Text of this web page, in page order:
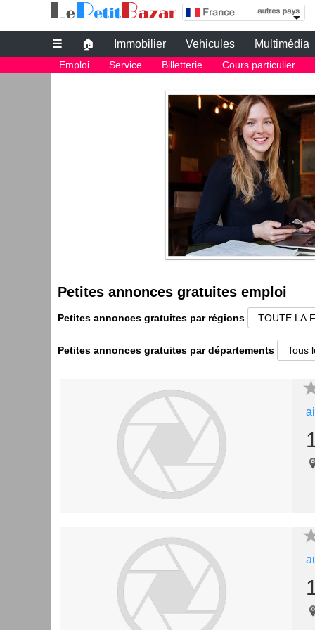
Petites annonces gratuites emploi
☰ 🏠 Immobilier Vehicules Multimédia
Emploi Service Billetterie Cours particulier
Petites annonces gratuites
Petites annonces gratuites emploi
Petites annonces gratuites par régions
Petites annonces gratuites par départements